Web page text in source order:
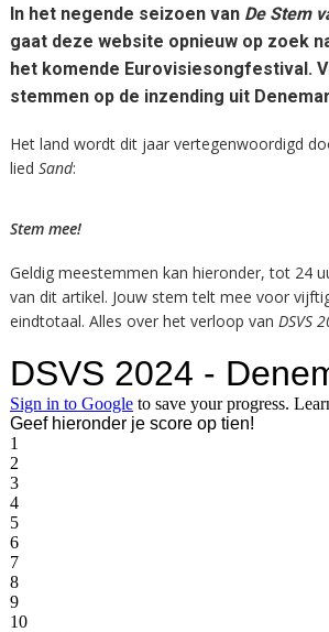
In het negende seizoen van De Stem
gaat deze website opnieuw op zoek
het komende Eurovisiesongfestival.
stemmen op de inzending uit
Het land wordt dit jaar vertegenwoordigd
lied Sand:
Stem mee!
Geldig meestemmen kan hieronder, tot 24
van dit artikel. Jouw stem telt mee voor
eindtotaal. Alles over het verloop van DSVS